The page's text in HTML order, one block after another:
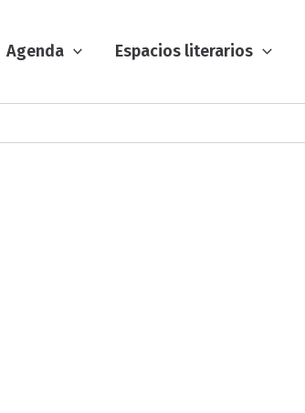
Agenda Espacios literarios